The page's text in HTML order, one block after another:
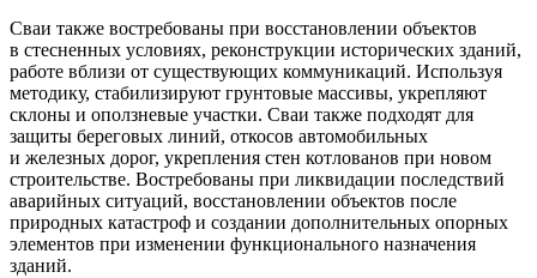
Сваи также востребованы при восстановлении объектов
в стесненных условиях, реконструкции исторических зданий,
работе вблизи от существующих коммуникаций. Используя
методику, стабилизируют грунтовые массивы, укрепляют
склоны и оползневые участки. Сваи также подходят для
защиты береговых линий, откосов автомобильных
и железных дорог, укрепления стен котлованов при новом
строительстве. Востребованы при ликвидации последствий
аварийных ситуаций, восстановлении объектов после
природных катастроф и создании дополнительных опорных
элементов при изменении функционального назначения
зданий.